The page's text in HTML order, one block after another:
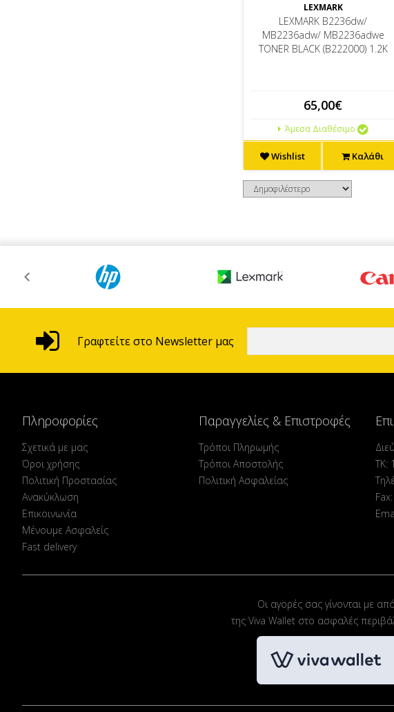
LEXMARK
LEXMARK B2236dw/
MB2236adw/ MB2236adwe
TONER BLACK (B222000) 1.2K
65,00€
Άμεσα Διαθέσιμο
Wishlist Καλάθι
Γραφτείτε στο Newsletter μας
Πληροφορίες
Σχετικά με μας
Όροι χρήσης
Πολιτική Προστασίας
Ανακύκλωση
Επικοινωνία
Μένουμε Ασφαλείς
Fast delivery
Παραγγελίες & Επιστροφές
Τρόποι Πληρωμής
Τρόποι Αποστολής
Πολιτική Ασφαλείας
ΤΚ:
Οι αγορές σας γίνονται με
της Viva Wallet στο ασφαλές